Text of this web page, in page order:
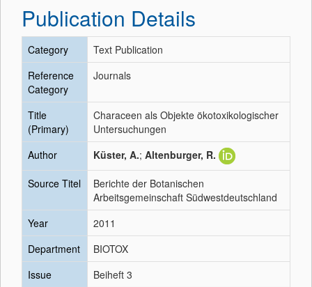
Publication Details
Category
Text Publication
Reference
Category
Journals
Title
(Primary)
Characeen als Objekte ökotoxikologischer
Untersuchungen
Author
Küster, A.; Altenburger, R.
Source Titel
Berichte der Botanischen
Arbeitsgemeinschaft Südwestdeutschland
Year
2011
Department
BIOTOX
Issue
Beiheft 3